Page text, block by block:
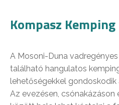
Kompasz Kemping
A Mosoni-Duna
található hangulatos
lehetőségekkel gondoskodik
Az evezésen,